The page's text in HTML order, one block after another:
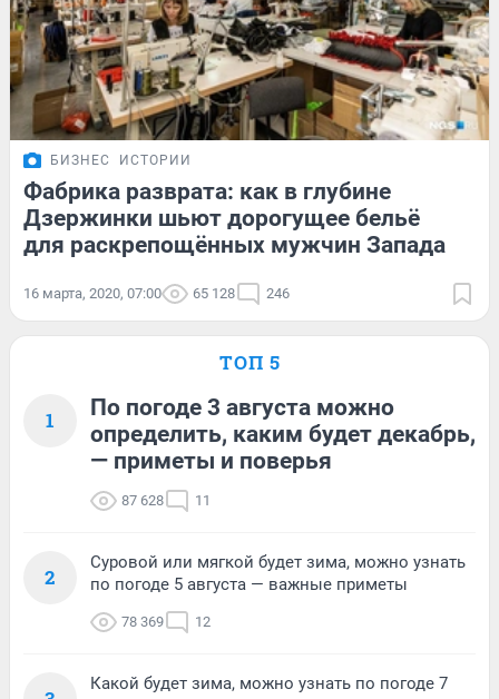
БИЗНЕС ИСТОРИИ
Фабрика разврата: как в глубине
Дзержинки шьют дорогущее бельё
для раскрепощённых мужчин Запада
16 марта, 2020, 07:00 65 128 246
ТОП 5
1
По погоде 3 августа можно
определить, каким будет декабрь,
— приметы и поверья
87 628 11
2
Суровой или мягкой будет зима, можно узнать
по погоде 5 августа — важные приметы
78 369 12
Какой будет зима, можно узнать по погоде 7